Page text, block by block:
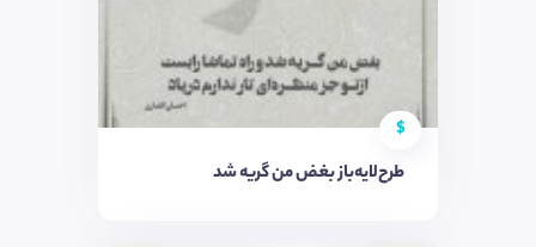
$
طرح‌لایه‌باز بغض من گریه شد